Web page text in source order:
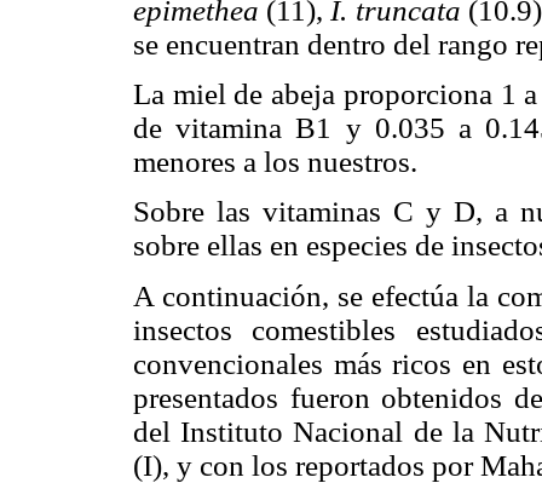
epimethea (11), I. truncata
se encuentran dentro del rango
La miel de abeja proporciona 1
de vitamina B1 y 0.035 a
menores a los nuestros.
Sobre las vitaminas C y D, a
sobre ellas en especies de
A continuación, se efectúa la
insectos comestibles
convencionales más ricos en
presentados fueron obtenidos
del Instituto Nacional de la
(I), y con los reportados por